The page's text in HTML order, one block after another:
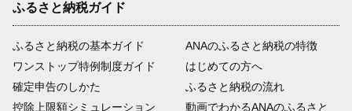
ふるさと納税ガイド
ふるさと納税の基本ガイド
ワンストップ特例制度ガイド
確定申告のしかた
控除上限額シミュレーション
ANAのふるさと納税の特徴
はじめての方へ
ふるさと納税の流れ
動画でわかるANAのふるさと